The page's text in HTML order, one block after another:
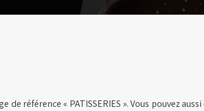
de référence « PATISSERIES ». Vous pouvez